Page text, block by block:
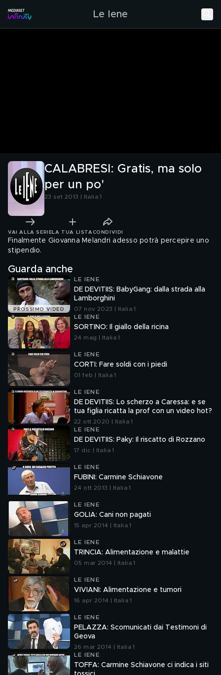
Le Iene
CALABRESI: Gratis, ma solo
per un po'
23 set 2013 | Italia 1
VAI ALLA SERIE LA TUA LISTA CONDIVIDI
Finalmente Giovanna Melandri adesso potrà percepire uno
stipendio.
Guarda anche
PROSSIMO VIDEO
LE IENE
DE DEVITIIS: BabyGang: dalla strada alla
Lamborghini
07 nov 2023 | Italia 1
LE IENE
SORTINO: Il giallo della ricina
24 mag | Italia 1
LE IENE
CORTI: Fare soldi con i piedi
01 feb | Italia 1
LE IENE
DE DEVITIIS: Lo scherzo a Caressa: e se
tua figlia ricatta la prof con un video hot?
22 ott 2020 | Italia 1
LE IENE
DE DEVITIIS: Paky: Il riscatto di Rozzano
17 dic | Italia 1
LE IENE
FUBINI: Carmine Schiavone
24 ott 2013 | Italia 1
LE IENE
GOLIA: Cani non pagati
15 apr 2014 | Italia 1
LE IENE
TRINCIA: Alimentazione e malattie
05 mar 2014 | Italia 1
LE IENE
VIVIANI: Alimentazione e tumori
16 apr 2014 | Italia 1
LE IENE
PELAZZA: Scomunicati dai Testimoni di
Geova
26 mar 2014 | Italia 1
LE IENE
TOFFA: Carmine Schiavone ci indica i siti